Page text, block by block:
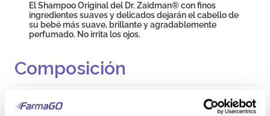
El Shampoo Original del Dr. Zaidman® con finos
ingredientes suaves y delicados dejarán el cabello de
su bebé más suave, brillante y agradablemente
perfumado. No irrita los ojos.
Composición
Baby Shampoo Original del Dr. Zaidman® contiene: